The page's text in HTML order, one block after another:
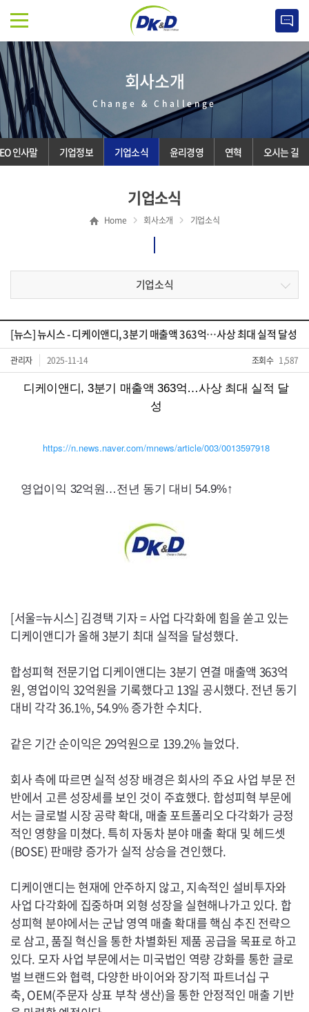
회사소개
Change & Challenge
인사말 기업정보 기업소식 윤리경영 연혁 오시는 길
기업소식
Home 회사소개 기업소식
기업소식
[뉴스] 뉴시스 - 디케이앤디, 3분기 매출액 363억…사상 최대 실적 달성
관리자 2025-11-14 조회수 1,587
디케이앤디, 3분기 매출액 363억…사상 최대 실적 달
성
https://n.news.naver.com/mnews/article/003/0013597918
영업이익 32억원…전년 동기 대비 54.9%↑
[서울=뉴시스] 김경택 기자 = 사업 다각화에 힘을 쏟고 있는
디케이앤디가 올해 3분기 최대 실적을 달성했다.
합성피혁 전문기업 디케이앤디는 3분기 연결 매출액 363억
원, 영업이익 32억원을 기록했다고 13일 공시했다. 전년 동기
대비 각각 36.1%, 54.9% 증가한 수치다.
같은 기간 순이익은 29억원으로 139.2% 늘었다.
회사 측에 따르면 실적 성장 배경은 회사의 주요 사업 부문 전
반에서 고른 성장세를 보인 것이 주효했다. 합성피혁 부문에
서는 글로벌 시장 공략 확대, 매출 포트폴리오 다각화가 긍정
적인 영향을 미쳤다. 특히 자동차 분야 매출 확대 및 헤드셋
(BOSE) 판매량 증가가 실적 상승을 견인했다.
디케이앤디는 현재에 안주하지 않고, 지속적인 설비투자와
사업 다각화에 집중하며 외형 성장을 실현해나가고 있다. 합
성피혁 분야에서는 군납 영역 매출 확대를 핵심 추진 전략으
로 삼고, 품질 혁신을 통한 차별화된 제품 공급을 목표로 하고
있다. 모자 사업 부문에서는 미국법인 역량 강화를 통한 글로
벌 브랜드와 협력, 다양한 바이어와 장기적 파트너십 구
축, OEM(주문자 상표 부착 생산)을 통한 안정적인 매출 기반